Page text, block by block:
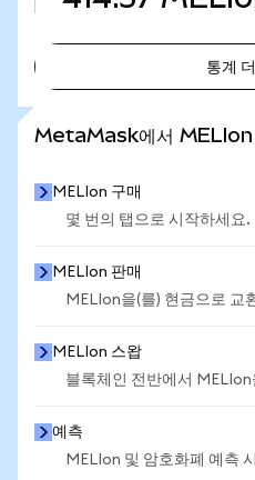
통계
MetaMask에서 MELIon
MELIon 구매
몇 번의 탭으로 시작하세요.
MELIon 판매
MELIon을(를) 현금으로 교
MELIon 스왑
블록체인 전반에서
예측
MELIon 및 암호화폐 예측